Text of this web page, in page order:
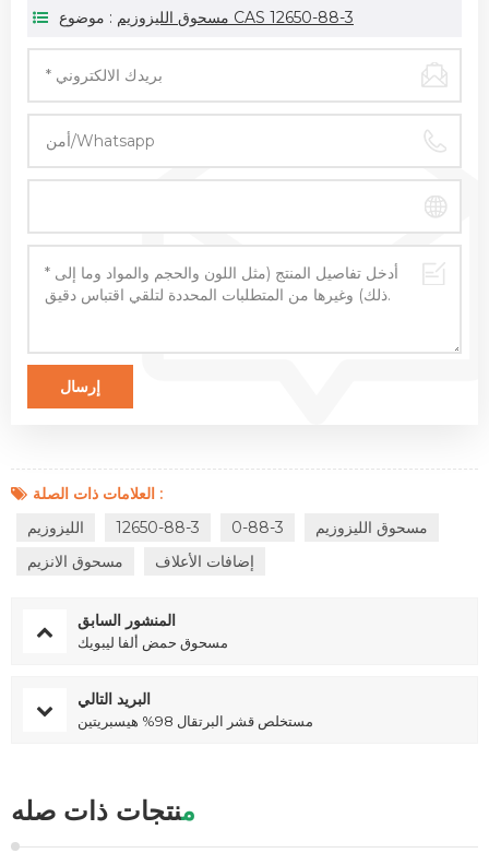
موضوع : مسحوق الليزوزيم CAS 12650-88-3
العلامات ذات الصلة :
الليزوزيم
12650-88-3 0-88-3
مسحوق الليزوزيم
مسحوق الانزيم
إضافات الأعلاف
المنشور السابق
مسحوق حمض ألفا ليبويك
البريد التالي
مستخلص قشر البرتقال 98% هيسبريتين
منتجات ذات صله